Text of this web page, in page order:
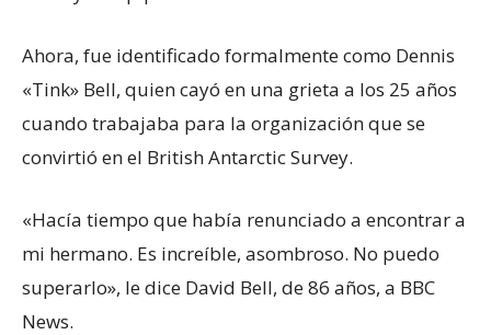
Ahora, fue identificado formalmente como Dennis
«Tink» Bell, quien cayó en una grieta a los 25 años
cuando trabajaba para la organización que se
convirtió en el British Antarctic Survey.
«Hacía tiempo que había renunciado a encontrar a
mi hermano. Es increíble, asombroso. No puedo
superarlo», le dice David Bell, de 86 años, a BBC
News.